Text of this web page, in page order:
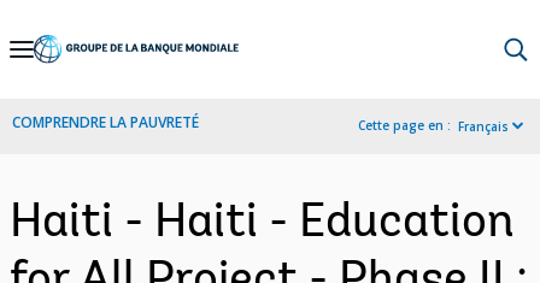
Skip
Navigation
COMPRENDRE LA PAUVRETÉ Cette page en : Français
Haiti - Haiti - Education